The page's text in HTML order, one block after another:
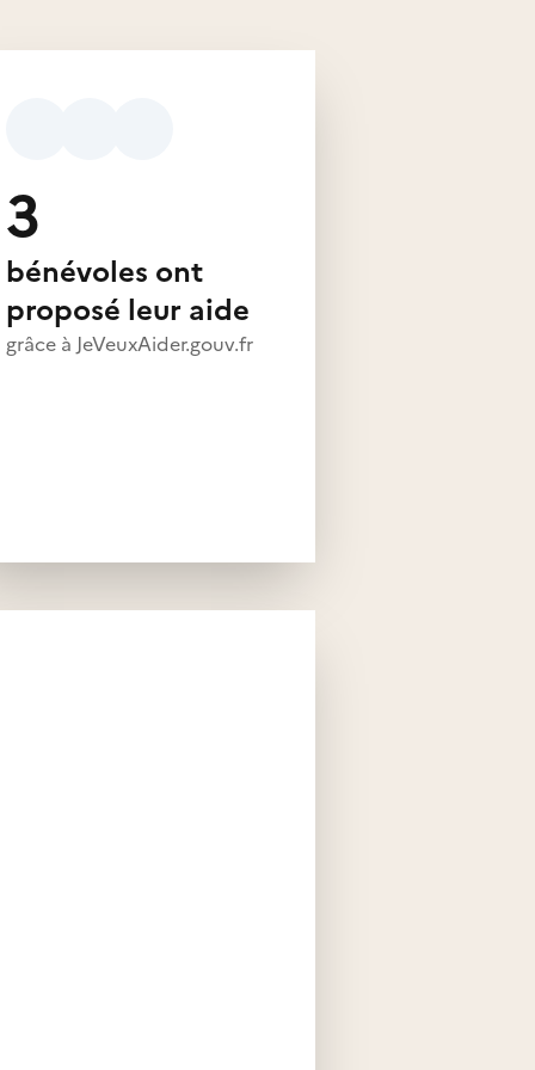
3
bénévoles ont
proposé leur aide
grâce à JeVeuxAider.gouv.fr